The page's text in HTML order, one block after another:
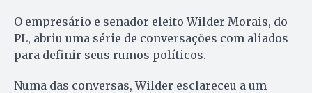
O empresário e senador eleito Wilder Morais, do
PL, abriu uma série de conversações com aliados
para definir seus rumos políticos.
Numa das conversas, Wilder esclareceu a um